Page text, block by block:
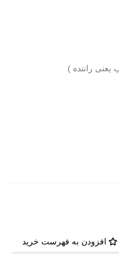
راننده )
افزودن به فهرست خرید